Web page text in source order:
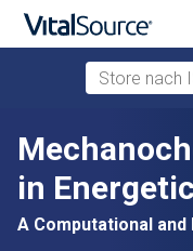
Zum Hauptinhalt
Store nach
in
A Computational